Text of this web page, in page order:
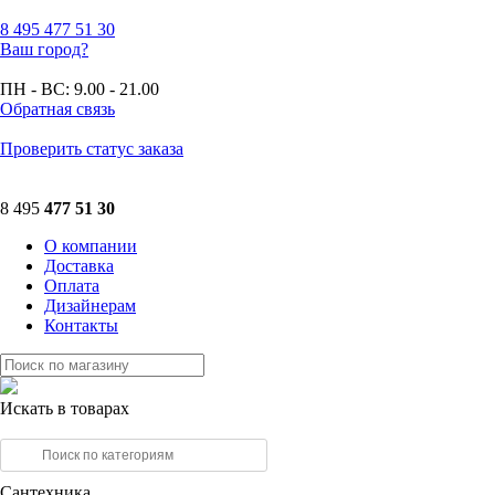
8 495 477 51 30
Ваш город?
ПН - ВС: 9.00 - 21.00
Обратная связь
Проверить статус заказа
8 495 477 51 30
О компании
Доставка
Оплата
Дизайнерам
Контакты
Искать в товарах